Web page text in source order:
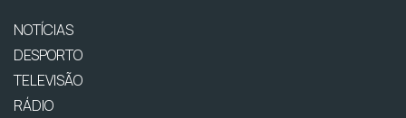
NOTÍCIAS
DESPORTO
TELEVISÃO
RÁDIO